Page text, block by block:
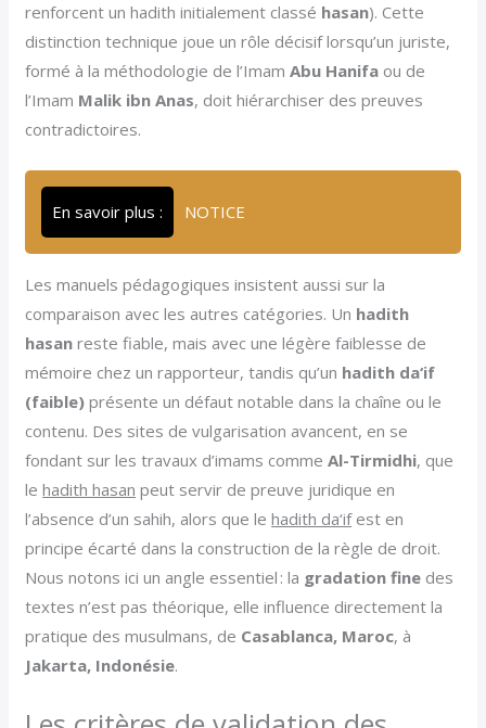
renforcent un hadith initialement classé hasan). Cette
distinction technique joue un rôle décisif lorsqu’un juriste,
formé à la méthodologie de l’ImamAbu Hanifa ou de
l’Imam Malik ibn Anas, doit hiérarchiser des preuves
contradictoires.
En savoir plus : NOTICE
Les manuels pédagogiques insistent aussi sur la
comparaison avec les autres catégories. Un hadith
hasan reste fiable, mais avec une légère faiblesse de
mémoire chez un rapporteur, tandis qu’un hadith da‘if
(faible) présente un défaut notable dans la chaîne ou le
contenu. Des sites de vulgarisation avancent, en se
fondant sur les travaux d’imams commeAl-Tirmidhi, que
lehadith hasan peut servir de preuve juridique en
l’absence d’un sahih, alors que lehadith da‘ifest en
principe écarté dans la construction de la règle de droit.
Nous notons ici un angle essentiel : la gradation fine des
textes n’est pas théorique, elle influence directement la
pratique des musulmans, de Casablanca, Maroc, à
Jakarta, Indonésie.